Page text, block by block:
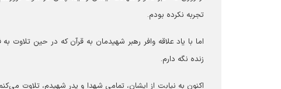
تجربه نکرده بودم.
اما با یاد علاقه وافر رهبر شهیدمان به قرآن که در حین
زنده نگه دارم.
اکنون به نیابت از ایشان، تمامی شهدا و پدر شهیدم، تلاوت